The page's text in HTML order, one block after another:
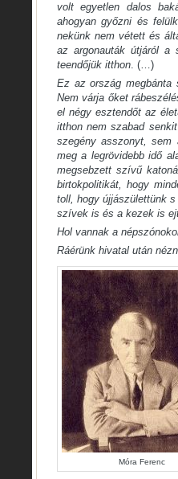
volt egyetlen dalos
ahogyan győzni és
nekünk nem vétett és
az argonauták útjáról a
teendőjük itthon. (…)
Ez az ország megbánta
Nem várja őket
el négy esztendőt az
itthon nem szabad
szegény asszonyt, sem
meg a legrövidebb idő
megsebzett szívű
birtokpolitikát, hogy
toll, hogy újjászülettünk
szívek is és a kezek is
Hol vannak a
Ráérünk hivatal után
Móra Ferenc